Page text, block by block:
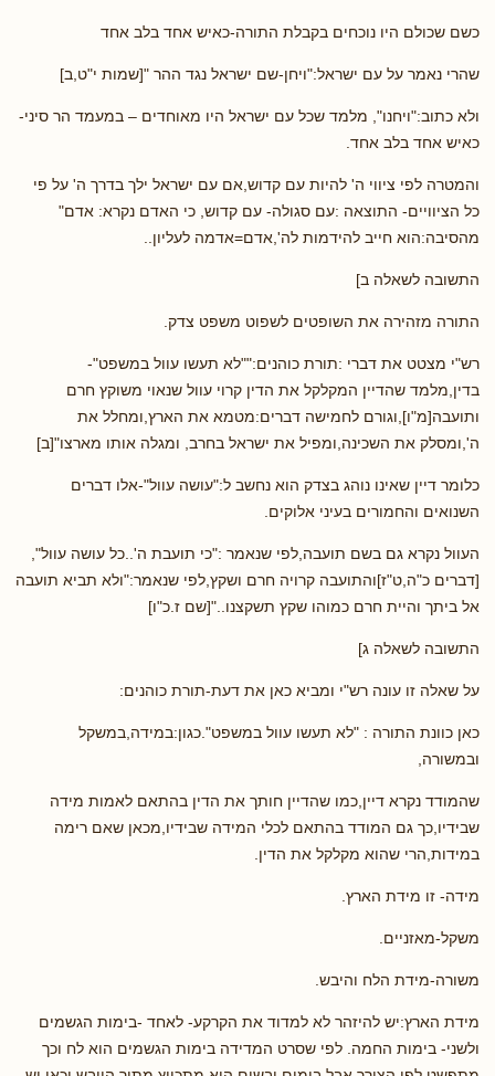
כשם שכולם היו נוכחים בקבלת התורה-כאיש אחד בלב אחד
שהרי נאמר על עם ישראל:"ויחן-שם ישראל נגד ההר "[שמות י"ט,ב]
ולא כתוב:"ויחנו", מלמד שכל עם ישראל היו מאוחדים – במעמד הר סיני-
כאיש אחד בלב אחד.
והמטרה לפי ציווי ה' להיות עם קדוש,אם עם ישראל ילך בדרך ה' על פי
כל הציוויים- התוצאה :עם סגולה- עם קדוש, כי האדם נקרא: אדם"
מהסיבה:הוא חייב להידמות לה',אדם=אדמה לעליון..
התשובה לשאלה ב]
התורה מזהירה את השופטים לשפוט משפט צדק.
רש"י מצטט את דברי :תורת כוהנים:""לא תעשו עוול במשפט"-
בדין,מלמד שהדיין המקלקל את הדין קרוי עוול שנאוי משוקץ חרם
ותועבה[מ"ו],וגורם לחמישה דברים:מטמא את הארץ,ומחלל את
ה',ומסלק את השכינה,ומפיל את ישראל בחרב, ומגלה אותו מארצו"[ב]
כלומר דיין שאינו נוהג בצדק הוא נחשב ל:"עושה עוול"-אלו דברים
השנואים והחמורים בעיני אלוקים.
העוול נקרא גם בשם תועבה,לפי שנאמר :"כי תועבת ה'..כל עושה עוול",
[דברים כ"ה,ט"ז]והתועבה קרויה חרם ושקץ,לפי שנאמר:"ולא תביא תועבה
אל ביתך והיית חרם כמוהו שקץ תשקצנו.."[שם ז.כ"ו]
התשובה לשאלה ג]
על שאלה זו עונה רש"י ומביא כאן את דעת-תורת כוהנים:
כאן כוונת התורה : "לא תעשו עוול במשפט".כגון:במידה,במשקל
ובמשורה,
שהמודד נקרא דיין,כמו שהדיין חותך את הדין בהתאם לאמות מידה
שבידיו,כך גם המודד בהתאם לכלי המידה שבידיו,מכאן שאם רימה
במידות,הרי שהוא מקלקל את הדין.
מידה- זו מידת הארץ.
משקל-מאזניים.
משורה-מידת הלח והיבש.
מידת הארץ:יש להיזהר לא למדוד את הקרקע- לאחד -בימות הגשמים
ולשני- בימות החמה. לפי שסרט המדידה בימות הגשמים הוא לח וכך